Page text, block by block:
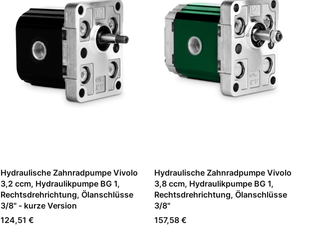
Hydraulische Zahnradpumpe Vivolo
3,2 ccm, Hydraulikpumpe BG 1,
Rechtsdrehrichtung, Ölanschlüsse
3/8" - kurze Version
Preis
124,51 €
Hydraulische Zahnradpumpe Vivolo
3,8 ccm, Hydraulikpumpe BG 1,
Rechtsdrehrichtung, Ölanschlüsse
3/8"
Preis
157,58 €